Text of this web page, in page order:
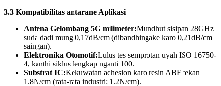
3.3 Kompatibilitas antarane Aplikasi
Antena Gelombang 5G milimeter:Mundhut sisipan 28GHz
suda dadi mung 0,17dB/cm (dibandhingake karo 0,21dB/cm
saingan).
Elektronika Otomotif:Lulus tes semprotan uyah ISO 16750-
4, kanthi siklus lengkap nganti 100.
Substrat IC:Kekuwatan adhesion karo resin ABF tekan
1.8N/cm (rata-rata industri: 1.2N/cm).